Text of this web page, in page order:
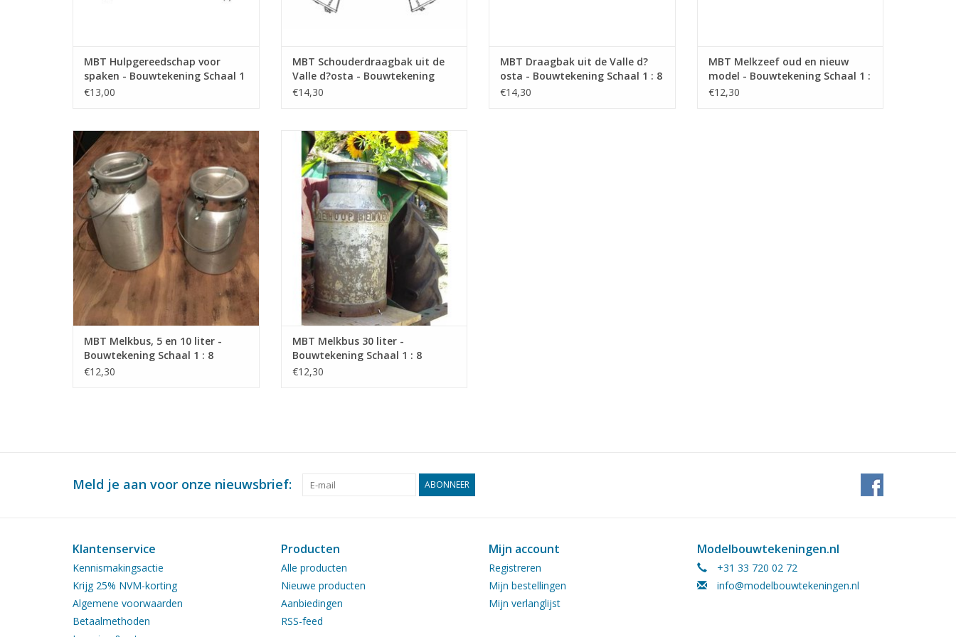
MBT Hulpgereedschap voor
spaken - Bouwtekening Schaal 1
: 8 (40.41.006)
€13,00
MBT Schouderdraagbak uit de
Valle d?osta - Bouwtekening
Schaal 1 : N/A (40.41.007)
€14,30
MBT Draagbak uit de Valle d?
osta - Bouwtekening Schaal 1 : 8
(40.41.008)
€14,30
MBT Melkzeef oud en nieuw
model - Bouwtekening Schaal 1 :
8 (40.41.009)
€12,30
MBT Melkbus, 5 en 10 liter - Bouwtekening
Schaal 1 : 8 (40.41.010)
TOEVOEGEN AAN WINKELWAGEN
MBT Melkbus, 5 en 10 liter -
Bouwtekening Schaal 1 : 8
(40.41.010)
€12,30
MBT Melkbus 30 liter - Bouwtekening
Schaal 1 : 8 (40.41.011)
TOEVOEGEN AAN WINKELWAGEN
MBT Melkbus 30 liter -
Bouwtekening Schaal 1 : 8
(40.41.011)
€12,30
Meld je aan voor onze nieuwsbrief: ABONNEER
Klantenservice
Kennismakingsactie
Krijg 25% NVM-korting
Algemene voorwaarden
Betaalmethoden
Producten
Alle producten
Nieuwe producten
Aanbiedingen
RSS-feed
Mijn account
Registreren
Mijn bestellingen
Mijn verlanglijst
Modelbouwtekeningen.nl
+31 33 720 02 72
info@modelbouwtekeningen.nl